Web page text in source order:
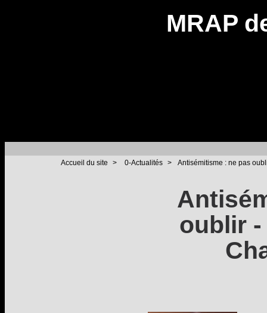
MRAP
Accueil du site > 0-Actualités > Antisémitisme : ne pas
oublir -